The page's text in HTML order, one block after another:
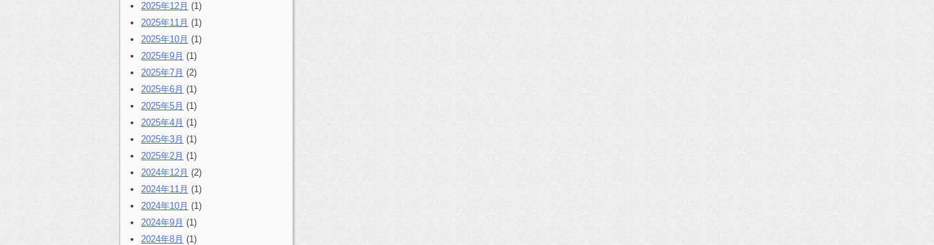
2025年12月 (1)
2025年11月 (1)
2025年10月 (1)
2025年9月 (1)
2025年7月 (2)
2025年6月 (1)
2025年5月 (1)
2025年4月 (1)
2025年3月 (1)
2025年2月 (1)
2024年12月 (2)
2024年11月 (1)
2024年10月 (1)
2024年9月 (1)
2024年8月 (1)